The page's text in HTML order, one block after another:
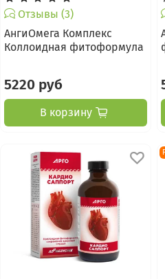
Отзывы (3)
АнгиОмега Комплекс
Коллоидная фитоформула
5220 руб
В корзину